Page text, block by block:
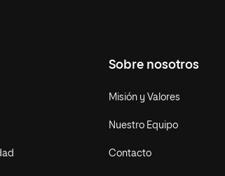
Sobre nosotros
Misión y Valores
Nuestro Equipo
Contacto